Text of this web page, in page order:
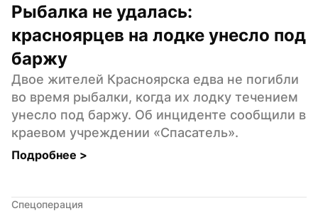
Рыбалка не удалась:
красноярцев на лодке унесло под
баржу
Двое жителей Красноярска едва не погибли
во время рыбалки, когда их лодку течением
унесло под баржу. Об инциденте сообщили в
краевом учреждении «Спасатель».
Подробнее >
Спецоперация